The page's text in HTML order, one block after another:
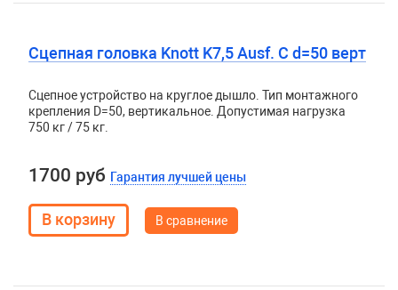
Сцепная головка Knott K7,5 Ausf. С d=50 верт
Сцепное устройство на круглое дышло. Тип монтажного
крепления D=50, вертикальное. Допустимая нагрузка
750 кг / 75 кг.
1700 руб Гарантия лучшей цены
В сравнение